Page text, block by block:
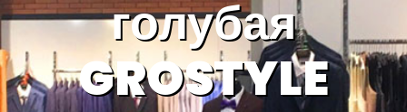
голубая
GROSTYLE